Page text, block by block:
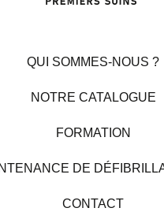
QUI SOMMES-NOUS ?
NOTRE CATALOGUE
FORMATION
DE
CONTACT